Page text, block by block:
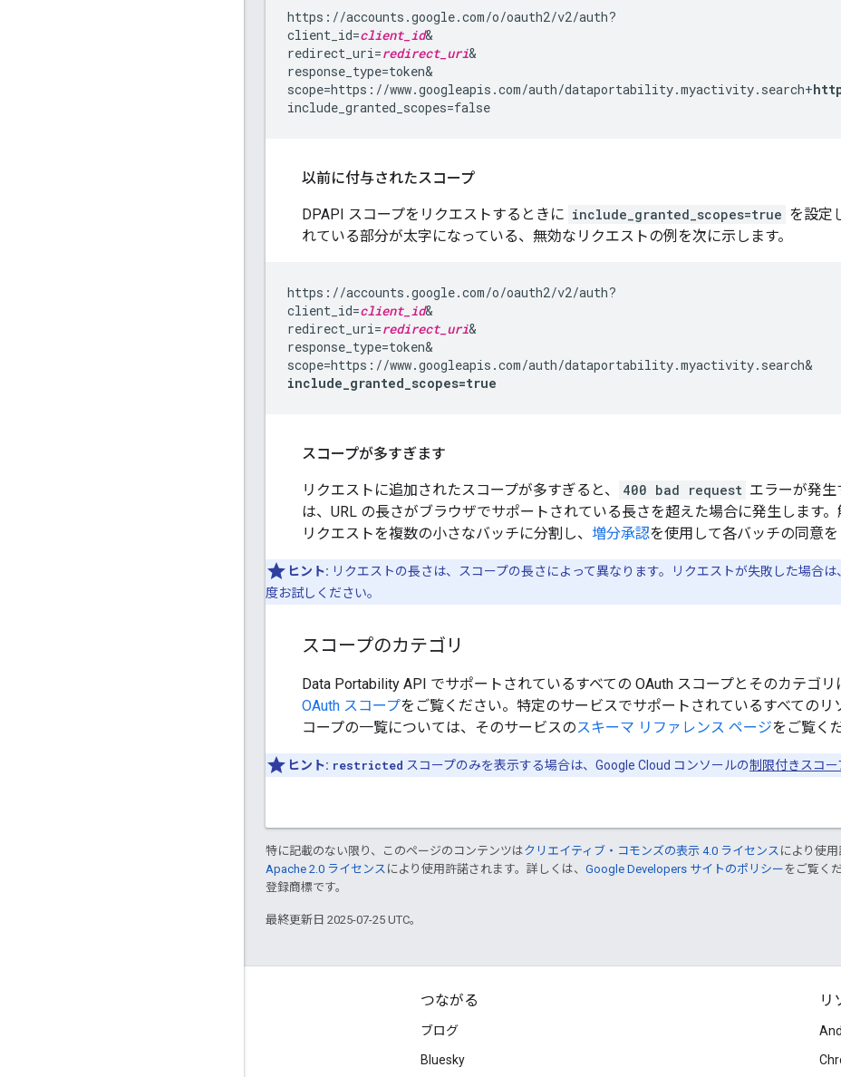
https://accounts.google.com/o/oauth2/v2/auth?
client_id=client_id&
redirect_uri=redirect_uri&
response_type=token&
scope=https://www.googleapis.com/auth/dataportability.myactivity.search+
以前に付与されたスコープ
DPAPI スコープをリクエストするときに include_granted_scopes=true を設定
れている部分が太字になっている、無効なリクエストの例を次に示します。
https://accounts.google.com/o/oauth2/v2/auth?
client_id=client_id&
redirect_uri=redirect_uri&
response_type=token&
include_granted_scopes=true
スコープが多すぎます
リクエストに追加されたスコープが多すぎると、 400 bad request エラーが発
は、URL の長さがブラウザでサポートされている長さを超えた場合に発生します
リクエストを複数の小さなバッチに分割し、 増分承認を使用して各バッチの同意を
ヒント: リクエストの長さは、スコープの長さによって異なります。リクエストが失敗した場合
度お試しください。
スコープのカテゴリ
Data Portability API でサポートされているすべての OAuth スコープとそのカテゴリ
OAuth スコープをご覧ください。特定のサービスでサポートされているすべてのリ
コープの一覧については、そのサービスのスキーマ リファレンス ページをご覧く
ヒント: restricted スコープのみを表示する場合は、Google Cloud コンソールの制限付きスコー
特に記載のない限り、このページのコンテンツはクリエイティブ・コモンズの表示 4.0 ライセンス により使
Apache 2.0 ライセンス により使用許諾されます。詳しくは、 Google Developers サイトのポリシー をご覧く
登録商標です。
最終更新日 2025-07-25 UTC。
つながる
ブログ
Bluesky
リ